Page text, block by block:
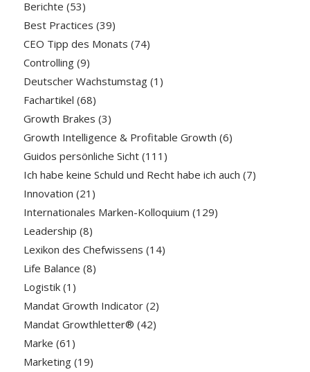
Berichte (53)
Best Practices (39)
CEO Tipp des Monats (74)
Controlling(9)
Deutscher Wachstumstag(1)
Fachartikel (68)
Growth Brakes (3)
Growth Intelligence & Profitable Growth (6)
Guidos persönliche Sicht(111)
Ich habe keine Schuld und Recht habe ich auch (7)
Innovation (21)
Internationales Marken-Kolloquium (129)
Leadership (8)
Lexikon des Chefwissens (14)
Life Balance (8)
Logistik(1)
Mandat Growth Indicator(2)
Mandat Growthletter® (42)
Marke (61)
Marketing(19)